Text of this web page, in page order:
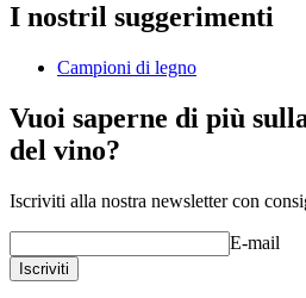
Numero di prodotto
Generale
Produttore
Caverack
FinituraRovere affumicato
Altezza (cm)10
Larghezza (cm)10
Profondità (cm)1.5
Peso (kg)
I nostril suggerimenti
Campioni di legno
Vuoi saperne di più
del vino?
Iscriviti alla nostra newsletter con
E-mail
Iscriviti